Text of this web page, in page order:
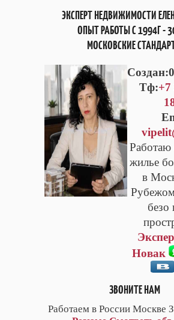
ЭКСПЕРТ НЕДВИЖИМОСТИ
ОПЫТ РАБОТЫ С 1994Г -
МОСКОВСКИЕ
Тф:+7
Работаю
жилье
в
безо
Новак
ЗВОНИТЕ НАМ
Работаем в России Москве